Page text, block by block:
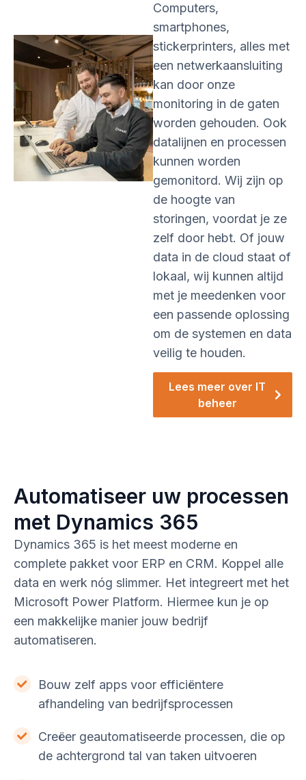
Computers,
smartphones,
stickerprinters, alles met
een netwerkaansluiting
kan door onze
monitoring in de gaten
worden gehouden. Ook
datalijnen en processen
kunnen worden
gemonitord. Wij zijn op
de hoogte van
storingen, voordat je ze
zelf door hebt. Of jouw
data in de cloud staat of
lokaal, wij kunnen altijd
met je meedenken voor
een passende oplossing
om de systemen en data
veilig te houden.
Lees meer over IT
beheer
Automatiseer uw processen
met Dynamics 365
Dynamics 365 is het meest moderne en
complete pakket voor ERP en CRM. Koppel alle
data en werk nóg slimmer. Het integreert met het
Microsoft Power Platform. Hiermee kun je op
een makkelijke manier jouw bedrijf
automatiseren.
Bouw zelf apps voor efficiëntere
afhandeling van bedrijfsprocessen
Creëer geautomatiseerde processen, die op
de achtergrond tal van taken uitvoeren